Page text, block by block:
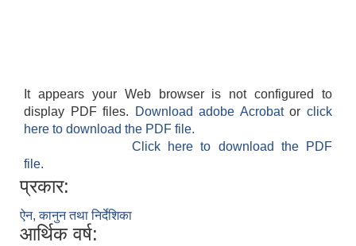
It appears your Web browser is not configured to
display PDF files.
Download adobe Acrobatorclick
here to download the PDF file.
Click here to download the PDF
file.
प्रकार:
ऐन, कानुन तथा निर्देशिका
आर्थिक वर्ष: